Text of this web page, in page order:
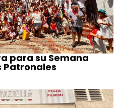
para su Semana
Patronales